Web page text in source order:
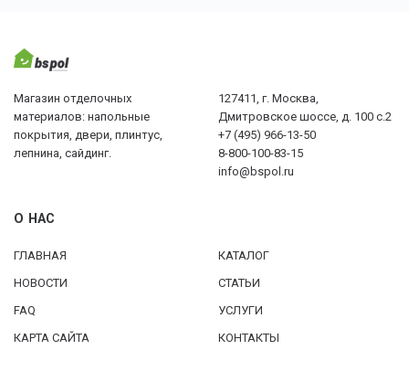
Магазин отделочных
материалов: напольные
покрытия, двери, плинтус,
лепнина, сайдинг.
127411, г. Москва,
Дмитровское шоссе, д. 100 с.2
+7 (495) 966-13-50
8-800-100-83-15
info@bspol.ru
О НАС
ГЛАВНАЯ
КАТАЛОГ
НОВОСТИ
СТАТЬИ
FAQ
УСЛУГИ
КАРТА САЙТА
КОНТАКТЫ